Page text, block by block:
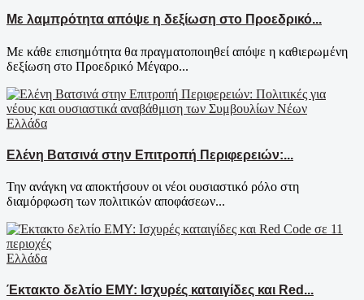
Με λαμπρότητα απόψε η δεξίωση στο Προεδρικό...
Με κάθε επισημότητα θα πραγματοποιηθεί απόψε η καθιερωμένη
δεξίωση στο Προεδρικό Μέγαρο...
Ελλάδα
Ελένη Βατσινά στην Επιτροπή Περιφερειών:...
Την ανάγκη να αποκτήσουν οι νέοι ουσιαστικό ρόλο στη
διαμόρφωση των πολιτικών αποφάσεων...
Ελλάδα
Έκτακτο δελτίο ΕΜΥ: Ισχυρές καταιγίδες και Red...